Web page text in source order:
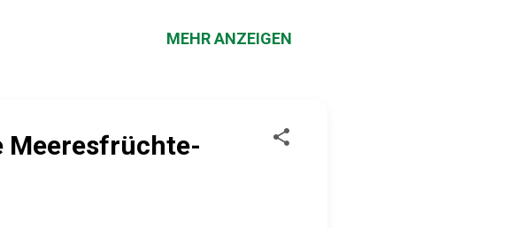
Historisch spielte die Region eine
MEHR ANZEIGEN
Meeresfrüchte-